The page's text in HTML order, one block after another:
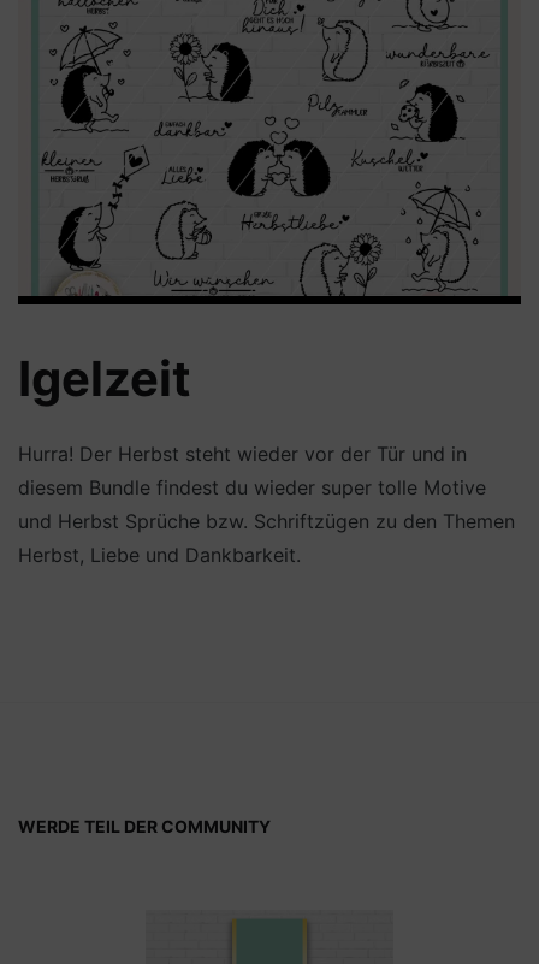
Igelzeit
Hurra! Der Herbst steht wieder vor der Tür und in
diesem Bundle findest du wieder super tolle Motive
und Herbst Sprüche bzw. Schriftzügen zu den Themen
Herbst, Liebe und Dankbarkeit.
WERDE TEIL DER COMMUNITY